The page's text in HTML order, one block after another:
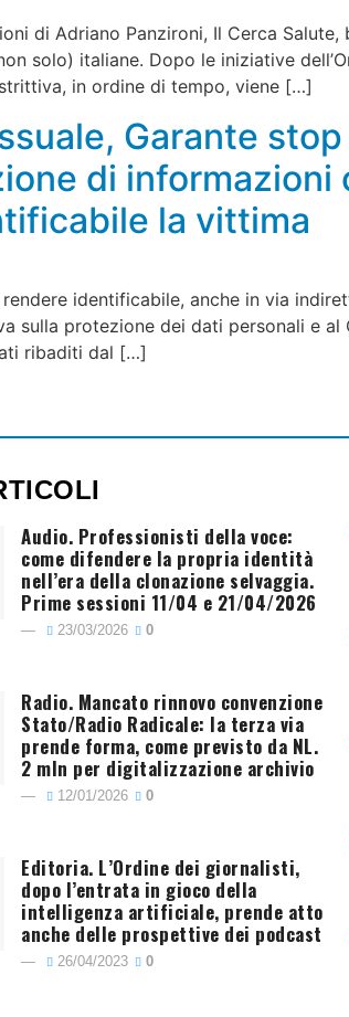
di Adriano Panzironi, Il Cerca
solo) italiane. Dopo le iniziative
in ordine di tempo, viene […]
Garante
di informazioni
la vittima
identificabile, anche in via
sulla protezione dei dati personali e
ribaditi dal […]
Audio. Professionisti della voce:
come difendere la propria identità
nell’era della clonazione selvaggia.
Prime sessioni 11/04 e 21/04/2026
23/03/2026 0
Radio. Mancato rinnovo convenzione
Stato/Radio Radicale: la terza via
prende forma, come previsto da NL.
2 mln per digitalizzazione archivio
12/01/2026 0
Editoria. L’Ordine dei giornalisti,
dopo l’entrata in gioco della
intelligenza artificiale, prende atto
anche delle prospettive dei podcast
26/04/2023 0